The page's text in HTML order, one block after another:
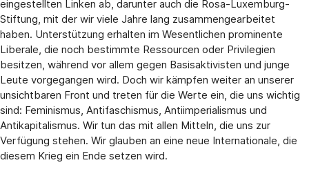
eingestellten Linken ab, darunter auch die Rosa-Luxemburg-
Stiftung, mit der wir viele Jahre lang zusammengearbeitet
haben. Unterstützung erhalten im Wesentlichen prominente
Liberale, die noch bestimmte Ressourcen oder Privilegien
besitzen, während vor allem gegen Basisaktivisten und junge
Leute vorgegangen wird. Doch wir kämpfen weiter an unserer
unsichtbaren Front und treten für die Werte ein, die uns wichtig
sind: Feminismus, Antifaschismus, Antiimperialismus und
Antikapitalismus. Wir tun das mit allen Mitteln, die uns zur
Verfügung stehen. Wir glauben an eine neue Internationale, die
diesem Krieg ein Ende setzen wird.